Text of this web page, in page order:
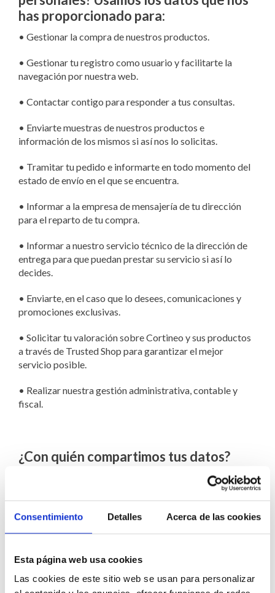
Consentimiento Detalles Acerca de las cookies
Esta página web usa cookies
Las cookies de este sitio web se usan para personalizar
has proporcionado para:
• Gestionar la compra de nuestros productos.
• Gestionar tu registro como usuario y facilitarte la
navegación por nuestra web.
• Contactar contigo para responder a tus consultas.
• Enviarte muestras de nuestros productos e
información de los mismos si así nos lo solicitas.
• Tramitar tu pedido e informarte en todo momento del
estado de envío en el que se encuentra.
• Informar a la empresa de mensajería de tu dirección
para el reparto de tu compra.
• Informar a nuestro servicio técnico de la dirección de
entrega para que puedan prestar su servicio si así lo
decides.
• Enviarte, en el caso que lo desees, comunicaciones y
promociones exclusivas.
• Solicitar tu valoración sobre Cortineo y sus productos
a través de Trusted Shop para garantizar el mejor
servicio posible.
• Realizar nuestra gestión administrativa, contable y
fiscal.
¿Con quién compartimos tus datos?
Solo compartimos tus datos con empresas que nos
ayudan a ofrecerte nuestros productos como la empresa
de mensajería, las prestadoras de servicios de
tecnologías de la información (alojamiento de datos y
servicios mails) o Trusted Shop, encargada de recoger tu
Tributaria, con el fin de cumplir con las obligaciones